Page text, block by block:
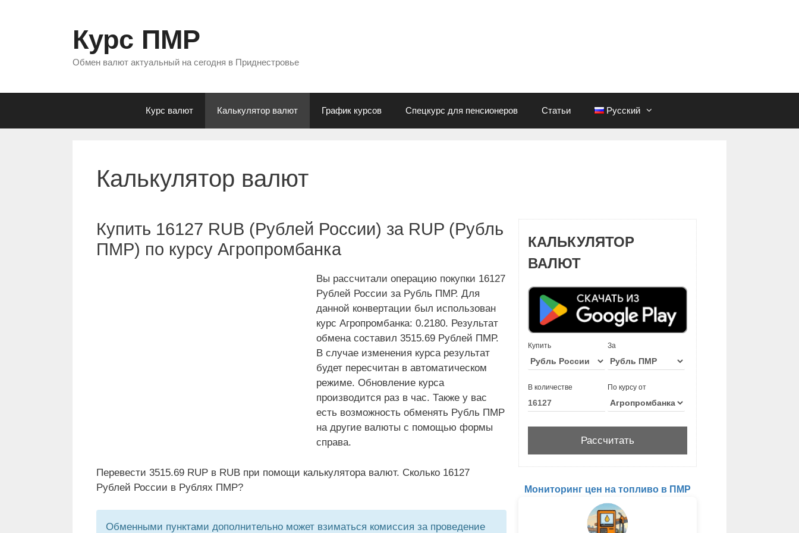
Курс ПМР
Обмен валют актуальный на сегодня в Приднестровье
Курс валют Калькулятор валют График курсов Спецкурс для пенсионеров Статьи Русский
Калькулятор валют
Купить 16127 RUB (Рублей России) за RUP (Рубль
ПМР) по курсу Агропромбанка
Вы рассчитали операцию покупки 16127
Рублей России за Рубль ПМР. Для
данной конвертации был использован
курс Агропромбанка: 0.2180. Результат
обмена составил 3515.69 Рублей ПМР.
В случае изменения курса результат
будет пересчитан в автоматическом
режиме. Обновление курса
производится раз в час. Также у вас
есть возможность обменять Рубль ПМР
на другие валюты с помощью формы
справа.
Перевести 3515.69 RUP в RUB при помощи калькулятора валют. Сколько 16127
Рублей России в Рублях ПМР?
Обменными пунктами дополнительно может взиматься комиссия за проведение
КАЛЬКУЛЯТОР
ВАЛЮТ
Купить За
В количестве По курсу от
Мониторинг цен на топливо в ПМР